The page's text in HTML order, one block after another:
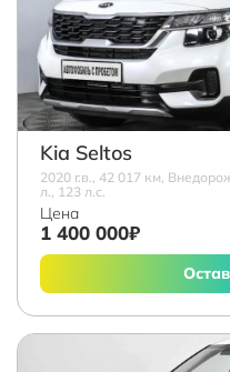
Kia Seltos
2020 г.в., 42 017 км,
л., 123 л.с.
Цена
1 400 000₽